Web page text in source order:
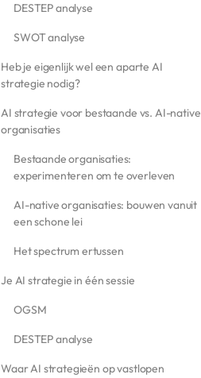
DESTEP analyse
SWOT analyse
Heb je eigenlijk wel een aparte AI
strategie nodig?
AI strategie voor bestaande vs. AI-native
organisaties
Bestaande organisaties:
experimenteren om te overleven
AI-native organisaties: bouwen vanuit
een schone lei
Het spectrum ertussen
Je AI strategie in één sessie
OGSM
DESTEP analyse
Waar AI strategieën op vastlopen